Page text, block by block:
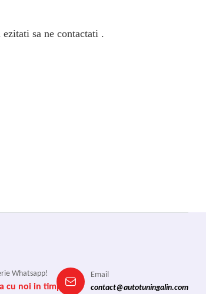
sa ne contactati .
Whatsapp!
cu noi in timp
Email
contact@autotuningalin.com